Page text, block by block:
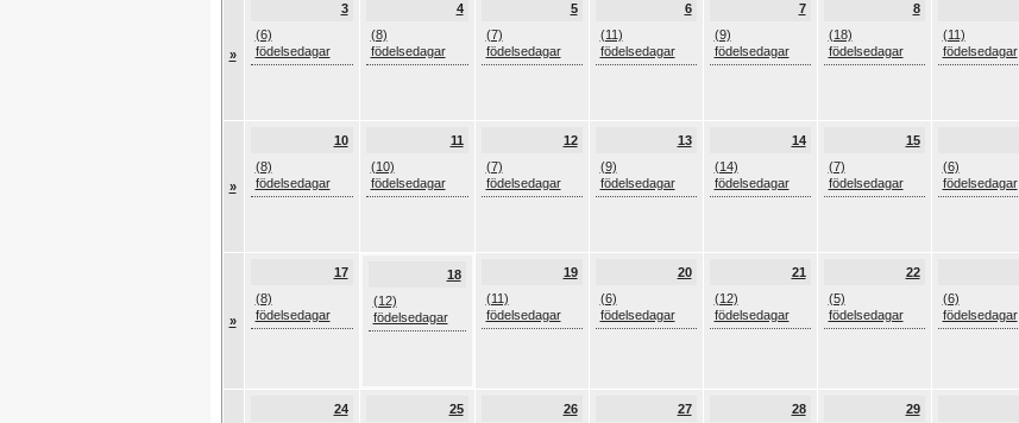
»
3
(6)
födelsedagar
4
(8)
födelsedagar
5
(7)
födelsedagar
6
(11)
födelsedagar
7
(9)
födelsedagar
8
(18)
födelsedagar
(11)
födelsedagar
»
10
(8)
födelsedagar
11
(10)
födelsedagar
12
(7)
födelsedagar
13
(9)
födelsedagar
14
(14)
födelsedagar
15
(7)
födelsedagar
(6)
födelsedagar
»
17
(8)
födelsedagar
18
(12)
födelsedagar
19
(11)
födelsedagar
20
(6)
födelsedagar
21
(12)
födelsedagar
22
(5)
födelsedagar
(6)
födelsedagar
24 25 26 27 28 29